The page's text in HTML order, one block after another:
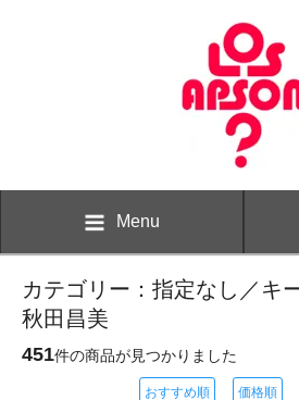
Menu
カテゴリー：指定なし／キ
秋田昌美
451件の商品が見つかりました
おすすめ順 価格順